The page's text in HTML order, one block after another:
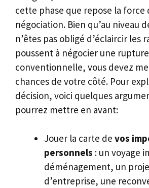
cette phase que repose la force
négociation. Bien qu’au niveau
n’êtes pas obligé d’éclaircir les
poussent à négocier une rupture
conventionnelle, vous devez
chances de votre côté. Pour
décision, voici quelques
pourrez mettre en avant:
Jouer la carte de vos
personnels : un voyage
déménagement, un
d’entreprise, une